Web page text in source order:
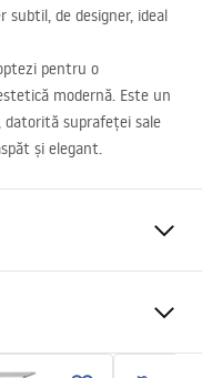
de designer, ideal
pentru o
modernă. Este un
datorită suprafeței sale
și elegant.